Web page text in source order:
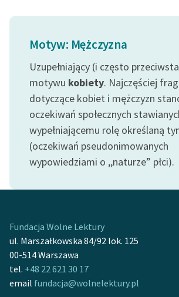
Motyw: Mężczyzna
Uzupełniający (i często
motywu kobiety. Najczęściej
dotyczące kobiet i mężczyzn
oczekiwań społecznych
wypełniającemu rolę określaną
(oczekiwań pseudonimowanych
wypowiedziami o ,,naturze” płci).
Fundacja Wolne Lektury
ul. Marszałkowska 84/92 lok. 125
00-514 Warszawa
tel. +48 22 621 30 17
email fundacja@wolnelektury.pl